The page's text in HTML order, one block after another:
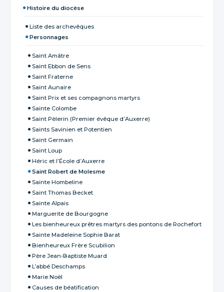
Histoire du diocèse
Liste des archevêques
Personnages
Saint Amâtre
Saint Ebbon de Sens
Saint Fraterne
Saint Aunaire
Saint Prix et ses compagnons martyrs
Sainte Colombe
Saint Pèlerin (Premier évêque d’Auxerre)
Saints Savinien et Potentien
Saint Germain
Saint Loup
Héric et l’École d’Auxerre
Saint Robert de Molesme
Sainte Hombeline
Saint Thomas Becket
Sainte Alpais
Marguerite de Bourgogne
Les bienheureux prêtres martyrs des pontons de Rochefort
Sainte Madeleine Sophie Barat
Bienheureux Frère Scubilion
Père Jean-Baptiste Muard
L’abbé Deschamps
Marie Noël
Causes de béatification